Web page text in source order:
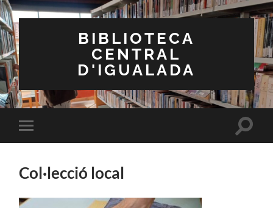
BIBLIOTECA
CENTRAL
D'IGUALADA
Toggle
mobile
Toggle
Col·lecció local